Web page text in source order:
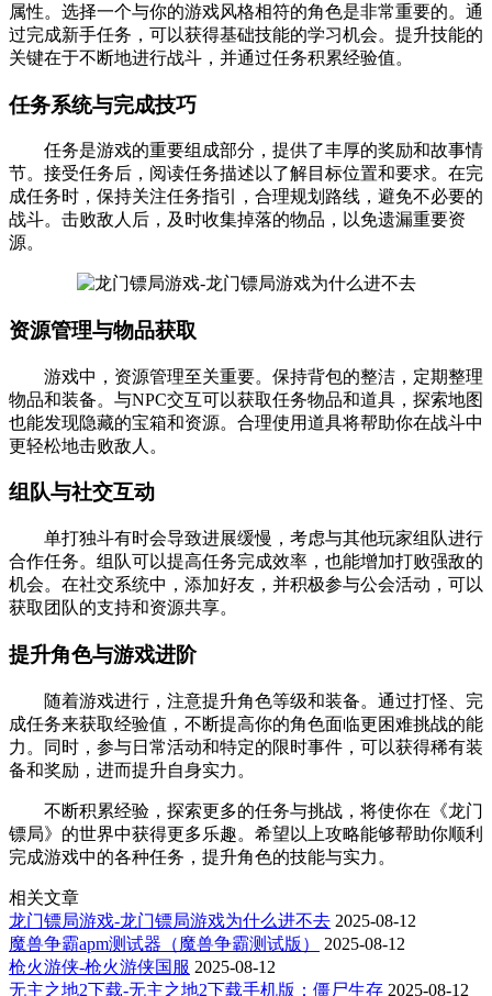
属性。选择一个与你的游戏风格相符的角色是非常重要的。通
过完成新手任务，可以获得基础技能的学习机会。提升技能的
关键在于不断地进行战斗，并通过任务积累经验值。
任务系统与完成技巧
任务是游戏的重要组成部分，提供了丰厚的奖励和故事情
节。接受任务后，阅读任务描述以了解目标位置和要求。在完
成任务时，保持关注任务指引，合理规划路线，避免不必要的
战斗。击败敌人后，及时收集掉落的物品，以免遗漏重要资
源。
资源管理与物品获取
游戏中，资源管理至关重要。保持背包的整洁，定期整理
物品和装备。与NPC交互可以获取任务物品和道具，探索地图
也能发现隐藏的宝箱和资源。合理使用道具将帮助你在战斗中
更轻松地击败敌人。
组队与社交互动
单打独斗有时会导致进展缓慢，考虑与其他玩家组队进行
合作任务。组队可以提高任务完成效率，也能增加打败强敌的
机会。在社交系统中，添加好友，并积极参与公会活动，可以
获取团队的支持和资源共享。
提升角色与游戏进阶
随着游戏进行，注意提升角色等级和装备。通过打怪、完
成任务来获取经验值，不断提高你的角色面临更困难挑战的能
力。同时，参与日常活动和特定的限时事件，可以获得稀有装
备和奖励，进而提升自身实力。
不断积累经验，探索更多的任务与挑战，将使你在《龙门
镖局》的世界中获得更多乐趣。希望以上攻略能够帮助你顺利
完成游戏中的各种任务，提升角色的技能与实力。
相关文章
龙门镖局游戏-龙门镖局游戏为什么进不去 2025-08-12
魔兽争霸apm测试器（魔兽争霸测试版）
2025-08-12
枪火游侠-枪火游侠国服 2025-08-12
无主之地2下载-无主之地2下载手机版：僵尸生存 2025-08-12